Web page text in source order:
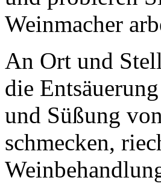
Weinmacher
An Ort und
die
und Süßung
schmecken,